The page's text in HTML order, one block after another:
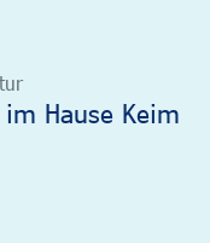
Hause Keim